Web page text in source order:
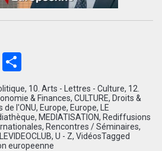
Email
, 10. Arts - Lettres - Culture, 12.
& Finances, CULTURE, Droits &
de l'ONU, Europe, Europe,
LE
, MEDIATISATION, Rediffusions
, Rencontres / Séminaires,
, U - Z, VidéosTagged
europeenne